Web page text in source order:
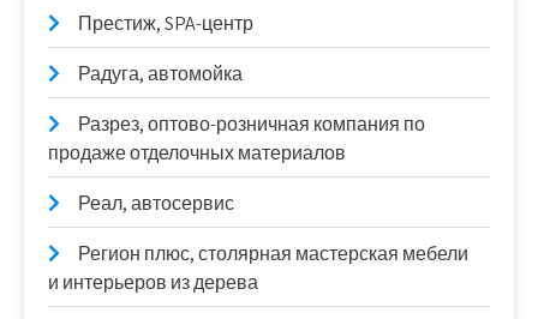
Престиж, SPA-центр
Радуга, автомойка
Разрез, оптово-розничная компания по
продаже отделочных материалов
Реал, автосервис
Регион плюс, столярная мастерская мебели
и интерьеров из дерева